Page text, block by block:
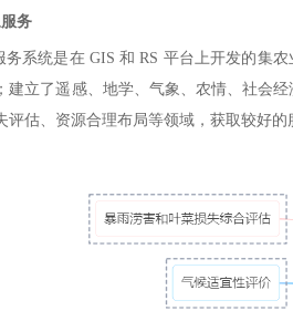
务
统是在 GIS 和 RS 平台上开发的集农
建立了遥感、地学、气象、农情、社会
评估、资源合理布局等领域，获取较好的